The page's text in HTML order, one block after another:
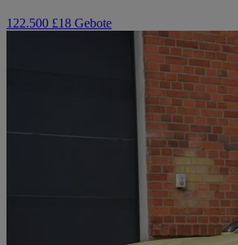
122.500 £18 Gebote